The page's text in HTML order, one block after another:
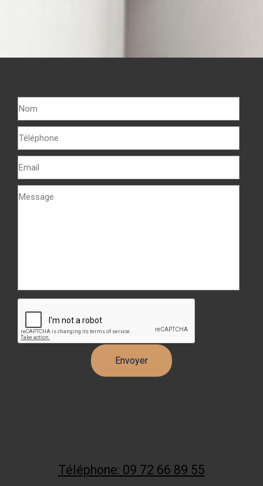
Téléphone: 09 72 66 89 55